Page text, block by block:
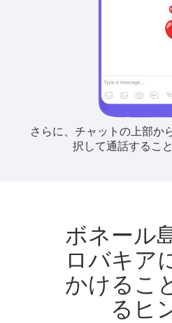
さらに、チャットの上部か
択して通話するこ
ボネール
ロバキア
かけるこ
るヒ